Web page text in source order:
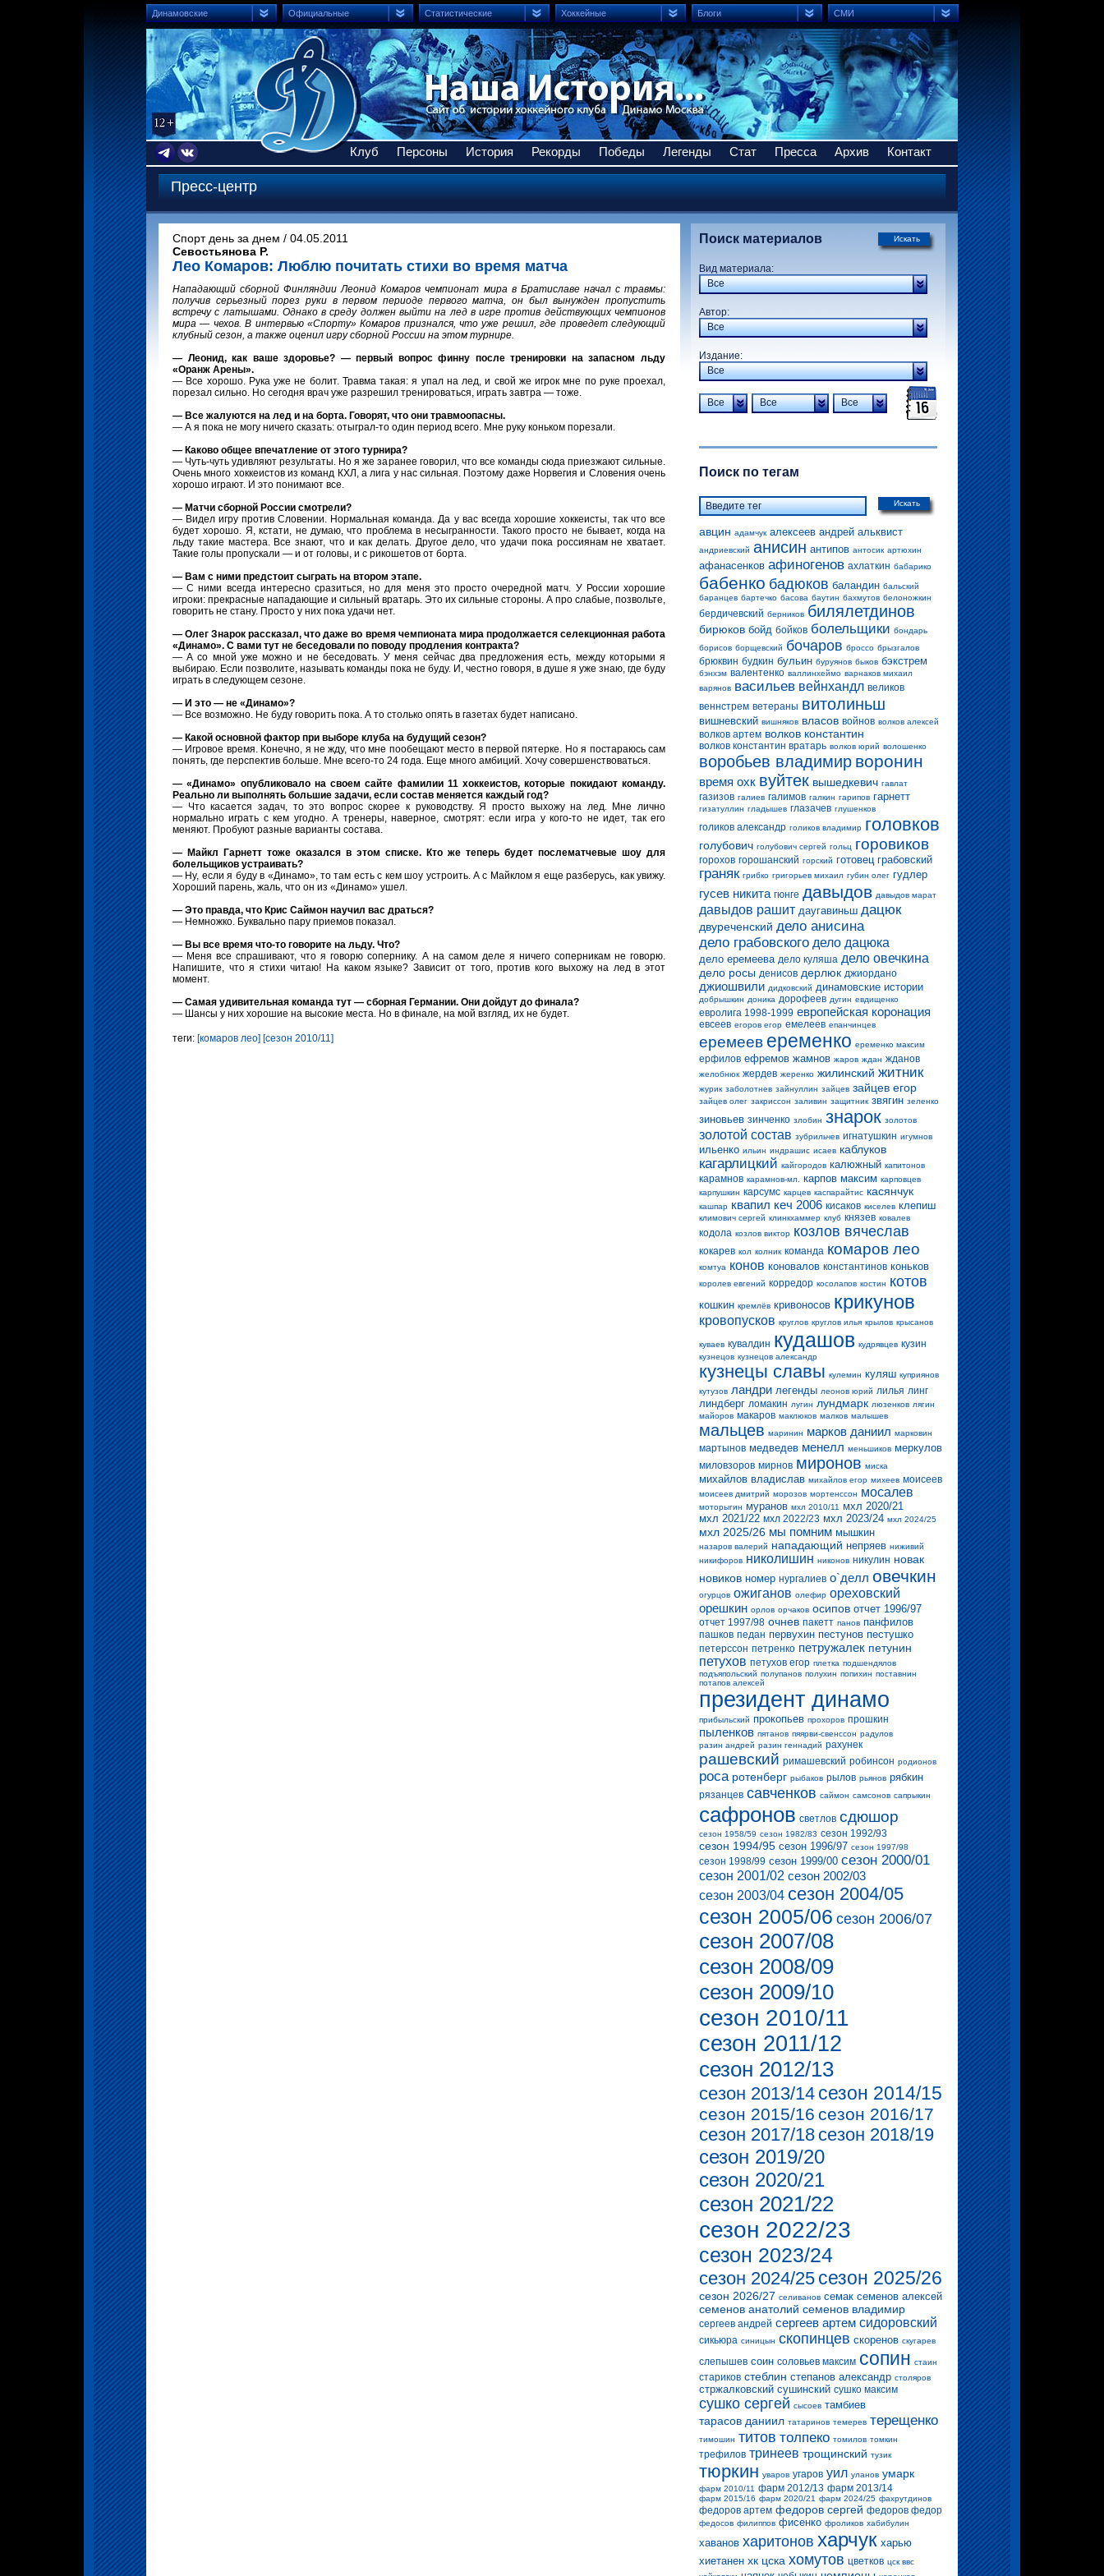
Динамовские Официальные Статистические Хоккейные Блоги СМИ
Клуб Персоны История Рекорды Победы Легенды Стат Пресса Архив Контакт
Пресс-центр
Спорт день за днем / 04.05.2011
Севостьянова Р.
Лео Комаров: Люблю почитать стихи во время матча
Нападающий сборной Финляндии Леонид Комаров чемпионат мира в Братиславе начал с травмы:
получив серьезный порез руки в первом периоде первого матча, он был вынужден пропустить
встречу с латышами. Однако в среду должен выйти на лед в игре против действующих чемпионов
мира — чехов. В интервью «Спорту» Комаров признался, что уже решил, где проведет следующий
клубный сезон, а также оценил игру сборной России на этом турнире.
— Леонид, как ваше здоровье? — первый вопрос финну после тренировки на запасном льду
«Оранж Арены».
— Все хорошо. Рука уже не болит. Травма такая: я упал на лед, и свой же игрок мне по руке проехал,
порезал сильно. Но сегодня врач уже разрешил тренироваться, играть завтра — тоже.
— Все жалуются на лед и на борта. Говорят, что они травмоопасны.
— А я пока не могу ничего сказать: отыграл-то один период всего. Мне руку коньком порезали.
— Каково общее впечатление от этого турнира?
— Чуть-чуть удивляют результаты. Но я же заранее говорил, что все команды сюда приезжают сильные.
Очень много хоккеистов из команд КХЛ, а лига у нас сильная. Поэтому даже Норвегия и Словения очень
хорошо играют. И это понимают все.
— Матчи сборной России смотрели?
— Видел игру против Словении. Нормальная команда. Да у вас всегда хорошие хоккеисты, так что все
будет хорошо. Я, кстати, не думаю, что проблема в несыгранности. Такого просто не бывает, когда на
льду такие мастера. Все знают, что и как делать. Другое дело, что удачи пока россиянам не хватает.
Такие голы пропускали — и от головы, и с рикошетов от борта.
— Вам с ними предстоит сыграть на втором этапе.
— С ними всегда интересно сразиться, но для меня это просто очередной матч. У России хорошие
игроки: прекрасные нападающие и сильный вратарь. Это их сильные стороны. А про слабые, позвольте,
говорить не стану. Просто у них пока удачи нет.
— Олег Знарок рассказал, что даже во время чемпионата мира продолжается селекционная работа
«Динамо». С вами тут не беседовали по поводу продления контракта?
— А со мной уже можно и не беседовать. У меня сейчас два предложения есть, между которыми я
выбираю. Если позволите, называть команды пока не буду. И, честно говоря, в душе я уже знаю, где буду
играть в следующем сезоне.
— И это — не «Динамо»?
— Все возможно. Не буду говорить пока. А то столько опять в газетах будет написано.
— Какой основной фактор при выборе клуба на будущий сезон?
— Игровое время. Конечно, я не жду, что мне пообещают место в первой пятерке. Но я постараюсь сам
понять, где перспектив больше. Мне всего-то 24 года. Еще много амбиций. Хочу совершенствоваться.
— «Динамо» опубликовало на своем сайте фамилии 11 хоккеистов, которые покидают команду.
Реально ли выполнять большие задачи, если состав меняется каждый год?
— Что касается задач, то это вопрос скорее к руководству. Я просто выхожу на лед. Мне лично
нормально играть с кем угодно. А тренеры, наверное, смотрят: если игра у кого-то не идет, так его
меняют. Пробуют разные варианты состава.
— Майкл Гарнетт тоже оказался в этом списке. Кто же теперь будет послематчевые шоу для
болельщиков устраивать?
— Ну, если я буду в «Динамо», то там есть с кем шоу устроить. А с Майклом я еще разберусь, как увижу.
Хороший парень, жаль, что он из «Динамо» ушел.
— Это правда, что Крис Саймон научил вас драться?
— Немножко. Буквально пару приемов показал.
— Вы все время что-то говорите на льду. Что?
— Меня все спрашивают, что я говорю сопернику. А на самом деле я ничего соперникам не говорю.
Напишите, что я стихи читаю! На каком языке? Зависит от того, против кого выхожу на лед в этот
момент.
— Самая удивительная команда тут — сборная Германии. Они дойдут до финала?
— Шансы у них хорошие на высокие места. Но в финале, на мой взгляд, их не будет.
теги: [комаров лео] [сезон 2010/11]
Искать
Поиск материалов
Вид материала:
Все
Автор:
Все
Издание:
Все
Все Все Все
Поиск по тегам
Искать
авцин адамчук алексеев андрей альквист
андриевский анисин антипов антосик артюхин
афанасенков афиногенов ахлаткин бабарико
бабенко бадюков баландин бальский
баранцев бартечко басова баутин бахмутов белоножкин
бердичевский берников билялетдинов
бирюков бойд бойков болельщики бондарь
борисов борщевский бочаров броссо брызгалов
брюквин будкин бульин буруянов быков бэкстрем
бэнхэм валентенко валлинхеймо варнаков михаил
варянов васильев вейнхандл великов
веннстрем ветераны витолиньш
вишневский вишняков власов войнов волков алексей
волков артем волков константин
волков константин вратарь волков юрий волошенко
воробьев владимир воронин
время охк вуйтек вышедкевич гавлат
газизов галиев галимов галкин гарипов гарнетт
гизатуллин гладышев глазачев глушенков
голиков александр голиков владимир головков
голубович голубович сергей гольц горовиков
горохов горошанский горский готовец грабовский
граняк грибко григорьев михаил губин олег гудлер
гусев никита гюнге давыдов давыдов марат
давыдов рашит даугавиньш дацюк
двуреченский дело анисина
дело грабовского дело дацюка
дело еремеева дело куляша дело овечкина
дело росы денисов дерлюк джиордано
джиошвили дидковский динамовские истории
добрышкин доника дорофеев дугин евдищенко
евролига 1998-1999 европейская коронация
евсеев егоров егор емелеев епанчинцев
еремеев еременко еременко максим
ерфилов ефремов жамнов жаров ждан жданов
желобнюк жердев жеренко жилинский житник
журик заболотнев зайнуллин зайцев зайцев егор
зайцев олег закриссон заливин защитник звягин зеленко
зиновьев зинченко злобин знарок золотов
золотой состав зубрильчев игнатушкин игумнов
ильенко ильин индрашис исаев каблуков
кагарлицкий кайгородов калюжный капитонов
карамнов карамнов-мл. карпов максим карповцев
карпушкин карсумс карцев каспарайтис касянчук
кашпар квапил кеч 2006 кисаков киселев клепиш
климович сергей клинкхаммер клуб князев ковалев
кодола козлов виктор козлов вячеслав
кокарев кол колник команда комаров лео
комтуа конов коновалов константинов коньков
королев евгений корредор косолапов костин котов
кошкин кремлёв кривоносов крикунов
кровопусков круглов круглов илья крылов крысанов
куваев кувалдин кудашов кудрявцев кузин
кузнецов кузнецов александр
кузнецы славы кулемин куляш куприянов
кутузов ландри легенды леонов юрий лилья линг
линдберг ломакин лугин лундмарк люзенков лягин
майоров макаров маклюков малков малышев
мальцев маринин марков даниил марковин
мартынов медведев менелл меньшиков меркулов
миловзоров мирнов миронов миска
михайлов владислав михайлов егор михеев моисеев
моисеев дмитрий морозов мортенссон мосалев
моторыгин муранов мхл 2010/11 мхл 2020/21
мхл 2021/22 мхл 2022/23 мхл 2023/24 мхл 2024/25
мхл 2025/26 мы помним мышкин
назаров валерий нападающий непряев ниживий
никифоров николишин никонов никулин новак
новиков номер нургалиев о`делл овечкин
огурцов ожиганов олефир ореховский
орешкин орлов орчаков осипов отчет 1996/97
отчет 1997/98 очнев пакетт панов панфилов
пашков педан первухин пестунов пестушко
петерссон петренко петружалек петунин
петухов петухов егор плетка подшендялов
подъяпольский полупанов полухин попихин поставнин
потапов алексей
президент динамо
прибыльский прокопьев прохоров прошкин
пыленков пятанов пяярви-свенссон радулов
разин андрей разин геннадий рахунек
рашевский римашевский робинсон родионов
роса ротенберг рыбаков рылов рьянов рябкин
рязанцев савченков саймон самсонов сапрыкин
сафронов светлов сдюшор
сезон 1958/59 сезон 1982/83 сезон 1992/93
сезон 1994/95 сезон 1996/97 сезон 1997/98
сезон 1998/99 сезон 1999/00 сезон 2000/01
сезон 2001/02 сезон 2002/03
сезон 2003/04 сезон 2004/05
сезон 2005/06 сезон 2006/07
сезон 2007/08
сезон 2008/09
сезон 2009/10
сезон 2010/11
сезон 2011/12
сезон 2012/13
сезон 2013/14 сезон 2014/15
сезон 2015/16 сезон 2016/17
сезон 2017/18 сезон 2018/19
сезон 2019/20
сезон 2020/21
сезон 2021/22
сезон 2022/23
сезон 2023/24
сезон 2024/25 сезон 2025/26
сезон 2026/27 селиванов семак семенов алексей
семенов анатолий семенов владимир
сергеев андрей сергеев артем сидоровский
сикьюра синицын скопинцев скоренов скугарев
слепышев соин соловьев максим сопин стаин
стариков стеблин степанов александр столяров
стржалковский сушинский сушко максим
сушко сергей сысоев тамбиев
тарасов даниил татаринов темерев терещенко
тимошин титов толпеко томилов томкин
трефилов тринеев трощинский тузик
тюркин уваров угаров уил уланов умарк
фарм 2010/11 фарм 2012/13 фарм 2013/14
фарм 2015/16 фарм 2020/21 фарм 2024/25 фахрутдинов
федоров артем федоров сергей федоров федор
федосов филиппов фисенко фроликов хабибулин
хаванов харитонов харчук харью
хиетанен хк цска хомутов цветков цск ввс